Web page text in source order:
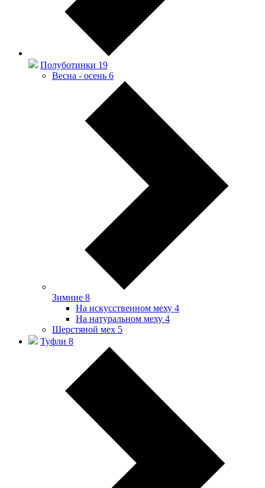
Полуботинки 19
Весна - осень 6
Зимние 8
На искусственном меху 4
На натуральном меху 4
Шерстяной мех 5
Туфли 8